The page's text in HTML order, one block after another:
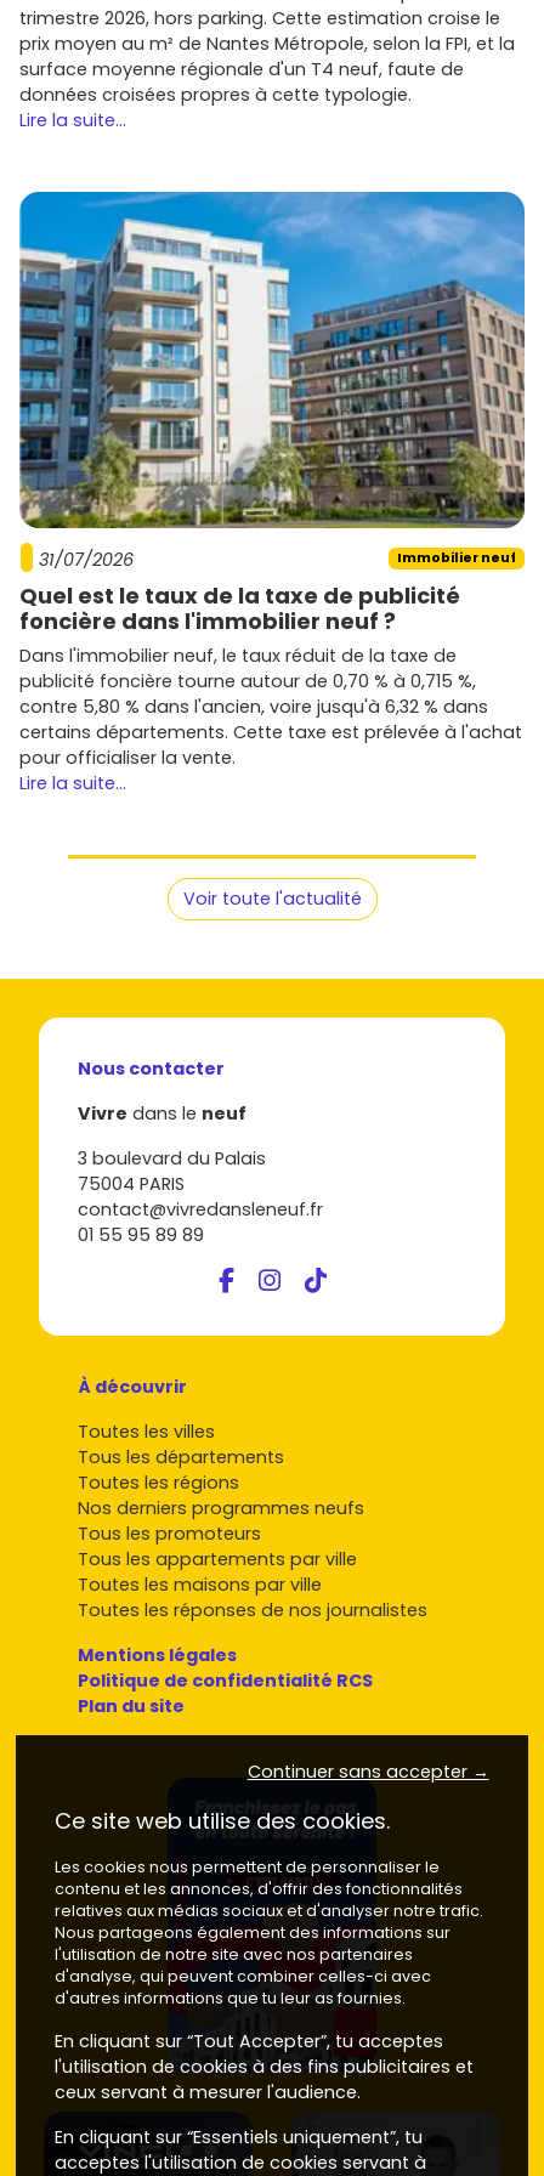
Budget et financement: anticipe lesfrais de
notaire réduitsdu neuf et vérifie ton éligibilité aux
dispositifs d'aideen vigueur (dont le PTZselon la
zone et conditions). Fais valider ton plan de
financement avant de réserver.
prestations (menuiseries, sols, domotique).
Demande ledescriptif détaillé
et les notices
techniques.
Location: pour investir, vise les T2/T3 proches des
arrêts de bus structurants et des grands axes.
Calcule tonrendement brutet la vacance
prévisionnelle de façon prudente.
Livraison et garanties
: note le calendrier, les appels
de fonds, et lesgaranties(parfait achèvement,
biennale, décennale). À la remise des clés, réalise un
état des lieux minutieux.
Passe à l'action : explore les annonces
de l'immobilier neuf à Linas
Tu as toutes les cartes en main pour avancer. Parcours
dès maintenant les offres d' immobilier neuf à Linas
Vivre dans le neuf , compare les prix, les localisations et
les prestations, et crée tes alertes pour ne rater aucun
lancement. Plus tu te positionnes tôt, plus tu as de choix
sur l'étage, l'orientation et les lots avec extérieur. Prêt à
trouver la perle rare à Linas ?
trimestre 2026, hors parking. Cette estimation croise le
prix moyen au m² de Nantes Métropole, selon la FPI, et la
surface moyenne régionale d'un T4 neuf, faute de
données croisées propres à cette typologie.
Lire la suite...
31/07/2026 Immobilier neuf
Quel est le taux de la taxe de publicité
foncière dans l'immobilier neuf ?
Dans l'immobilier neuf, le taux réduit de la taxe de
publicité foncière tourne autour de 0,70 % à 0,715 %,
contre 5,80 % dans l'ancien, voire jusqu'à 6,32 % dans
certains départements. Cette taxe est prélevée à l'achat
pour officialiser la vente.
Lire la suite...
Voir toute l'actualité
Nous contacter
Vivre dans le neuf
3 boulevard du Palais
75004 PARIS
contact@vivredansleneuf.fr
01 55 95 89 89
À découvrir
Toutes les villes
Tous les départements
Toutes les régions
Nos derniers programmes neufs
Tous les promoteurs
Tous les appartements par ville
Toutes les maisons par ville
Toutes les réponses de nos journalistes
Mentions légales
Politique de confidentialité RCS
Plan du site
Continuer sans accepter →
Ce site web utilise des cookies.
Les cookies nous permettent de personnaliser le
contenu et les annonces, d'offrir des fonctionnalités
relatives aux médias sociaux et d'analyser notre trafic.
Nous partageons également des informations sur
l'utilisation de notre site avec nos partenaires
d'analyse, qui peuvent combiner celles-ci avec
d'autres informations que tu leur as fournies.
En cliquant sur “Tout Accepter”, tu acceptes
l'utilisation de cookies à des fins publicitaires et
ceux servant à mesurer l'audience.
En cliquant sur “Essentiels uniquement”, tu
acceptes l'utilisation de cookies servant à